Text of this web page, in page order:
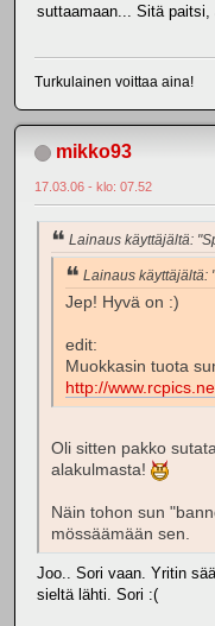
suttaamaan... Sitä paitsi,
Turkulainen voittaa aina!
mikko93
17.03.06 - klo: 07.52
Lainaus käyttäjältä:
Lainaus käyttäjältä:
Jep! Hyvä on :)
edit:
Muokkasin tuota
http://
Oli sitten pakko
alakulmasta!
Näin tohon sun
mössäämään sen.
Joo.. Sori vaan. Yritin
sieltä lähti. Sori :(